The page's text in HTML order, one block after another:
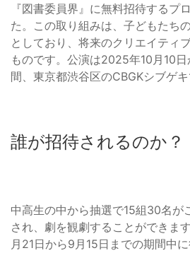
『図書委員界』に無料招待するプ
た。この取り組みは、子どもたち
としており、将来のクリエイティ
ものです。公演は2025年10月10
間、東京都渋谷区のCBGKシブゲキ
誰が招待されるのか？
中高生の中から抽選で15組30名が
され、劇を観劇することができま
月21日から9月15日までの期間中